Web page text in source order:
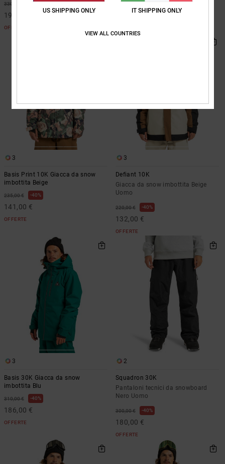
330,00 € 40%
198,00 €
OFFERTE
40%
186,00 €
3
Basis Print 10K Giacca da snow
imbottita Beige
235,00 € 40%
141,00 €
OFFERTE
3
Defiant 10K
Giacca da snow imbottita Beige
Uomo
220,00 € 40%
132,00 €
OFFERTE
3
Basis 30K Giacca da snow
imbottita Blu
310,00 € 40%
186,00 €
OFFERTE
2
Squadron 30K
Pantaloni tecnici da snowboard
Nero Uomo
300,00 € 40%
180,00 €
OFFERTE
US SHIPPING ONLY IT SHIPPING ONLY
VIEW ALL COUNTRIES